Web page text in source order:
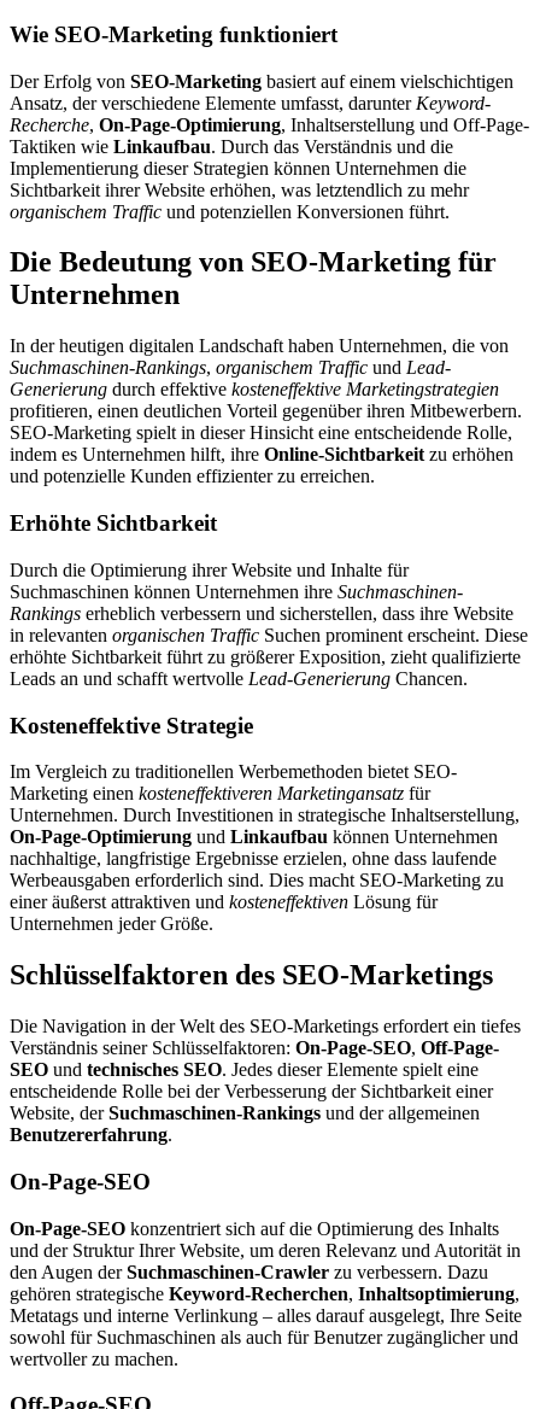
Wie SEO-Marketing funktioniert
Der Erfolg von SEO-Marketing basiert auf einem vielschichtigen
Ansatz, der verschiedene Elemente umfasst, darunter Keyword-
Recherche, On-Page-Optimierung, Inhaltserstellung und Off-Page-
Taktiken wie Linkaufbau. Durch das Verständnis und die
Implementierung dieser Strategien können Unternehmen die
Sichtbarkeit ihrer Website erhöhen, was letztendlich zu mehr
organischem Traffic und potenziellen Konversionen führt.
Die Bedeutung von SEO-Marketing für
Unternehmen
In der heutigen digitalen Landschaft haben Unternehmen, die von
Suchmaschinen-Rankings, organischem Traffic und Lead-
Generierung durch effektive kosteneffektive Marketingstrategien
profitieren, einen deutlichen Vorteil gegenüber ihren Mitbewerbern.
SEO-Marketing spielt in dieser Hinsicht eine entscheidende Rolle,
indem es Unternehmen hilft, ihre Online-Sichtbarkeit zu erhöhen
und potenzielle Kunden effizienter zu erreichen.
Erhöhte Sichtbarkeit
Durch die Optimierung ihrer Website und Inhalte für
Suchmaschinen können Unternehmen ihre Suchmaschinen-
Rankings erheblich verbessern und sicherstellen, dass ihre Website
in relevanten organischen Traffic Suchen prominent erscheint. Diese
erhöhte Sichtbarkeit führt zu größerer Exposition, zieht qualifizierte
Leads an und schafft wertvolle Lead-Generierung Chancen.
Kosteneffektive Strategie
Im Vergleich zu traditionellen Werbemethoden bietet SEO-
Marketing einen kosteneffektiveren Marketingansatz für
Unternehmen. Durch Investitionen in strategische Inhaltserstellung,
On-Page-Optimierung und Linkaufbau können Unternehmen
nachhaltige, langfristige Ergebnisse erzielen, ohne dass laufende
Werbeausgaben erforderlich sind. Dies macht SEO-Marketing zu
einer äußerst attraktiven und kosteneffektiven Lösung für
Unternehmen jeder Größe.
Schlüsselfaktoren des SEO-Marketings
Die Navigation in der Welt des SEO-Marketings erfordert ein tiefes
Verständnis seiner Schlüsselfaktoren: On-Page-SEO, Off-Page-
SEO und technisches SEO. Jedes dieser Elemente spielt eine
entscheidende Rolle bei der Verbesserung der Sichtbarkeit einer
Website, derSuchmaschinen-Rankings und der allgemeinen
Benutzererfahrung.
On-Page-SEO
On-Page-SEO konzentriert sich auf die Optimierung des Inhalts
und der Struktur Ihrer Website, um deren Relevanz und Autorität in
den Augen derSuchmaschinen-Crawler zu verbessern. Dazu
gehören strategische Keyword-Recherchen, Inhaltsoptimierung,
Metatags und interne Verlinkung – alles darauf ausgelegt, Ihre Seite
sowohl für Suchmaschinen als auch für Benutzer zugänglicher und
wertvoller zu machen.